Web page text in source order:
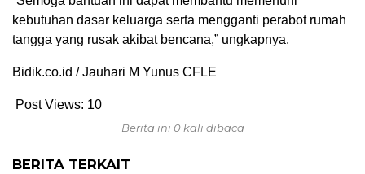
kebutuhan dasar keluarga serta mengganti perabot rumah
tangga yang rusak akibat bencana,” ungkapnya.
Bidik.co.id / Jauhari M Yunus CFLE
Post Views: 10
Berita ini 0 kali dibaca
BERITA TERKAIT